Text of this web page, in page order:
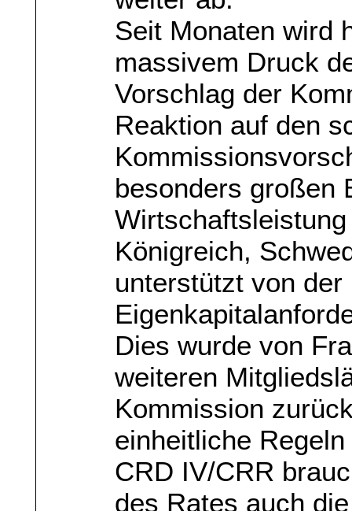
Seit Monaten wird
massivem Druck
Vorschlag der
Reaktion auf den
besonders großen
Königreich,
unterstützt von
Dies wurde von
weiteren
Kommission
einheitliche
CRD IV/CRR
des Rates auch